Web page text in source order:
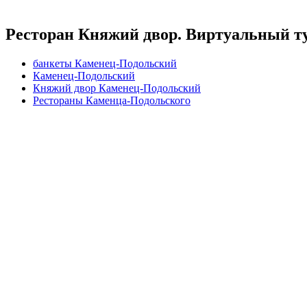
Ресторан Княжий двор. Виртуальный
банкеты Каменец-Подольский
Каменец-Подольский
Княжий двор Каменец-Подольский
Рестораны Каменца-Подольского